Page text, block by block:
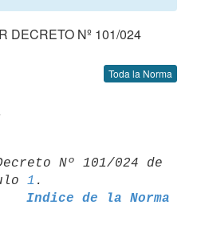
DECRETO Nº 101/024
Toda la Norma
Nº 101/024 de
1
Indice de la Norma